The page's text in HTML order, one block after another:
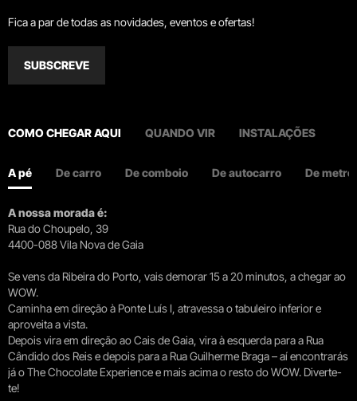
Fica a par de todas as novidades, eventos e ofertas!
SUBSCREVE
COMO CHEGAR AQUI QUANDO VIR INSTALAÇÕES
A pé De carro De comboio De autocarro De metro
A nossa morada é:
Rua do Choupelo, 39
4400-088 Vila Nova de Gaia
Se vens da Ribeira do Porto, vais demorar 15 a 20 minutos, a chegar ao
WOW.
Caminha em direção à Ponte Luís I, atravessa o tabuleiro inferior e
aproveita a vista.
Depois vira em direção ao Cais de Gaia, vira à esquerda para a Rua
Cândido dos Reis e depois para a Rua Guilherme Braga – aí encontrarás
já o The Chocolate Experience e mais acima o resto do WOW. Diverte-
te!